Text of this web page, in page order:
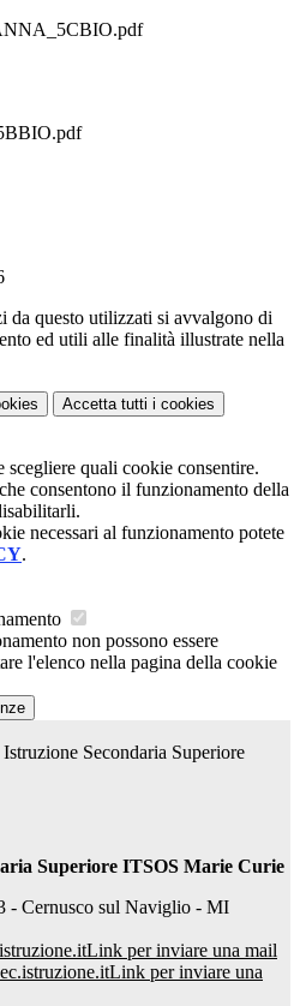
da questo utilizzati si avvalgono di
ed utili alle finalità illustrate nella
Accetta tutti i cookies
scegliere quali cookie consentire.
consentono il funzionamento della
necessari al funzionamento potete
.
non possono essere
l'elenco nella pagina della cookie
Secondaria Superiore
Superiore ITSOS Marie Curie
- Cernusco sul Naviglio - MI
Link per inviare una mail
Link per inviare una